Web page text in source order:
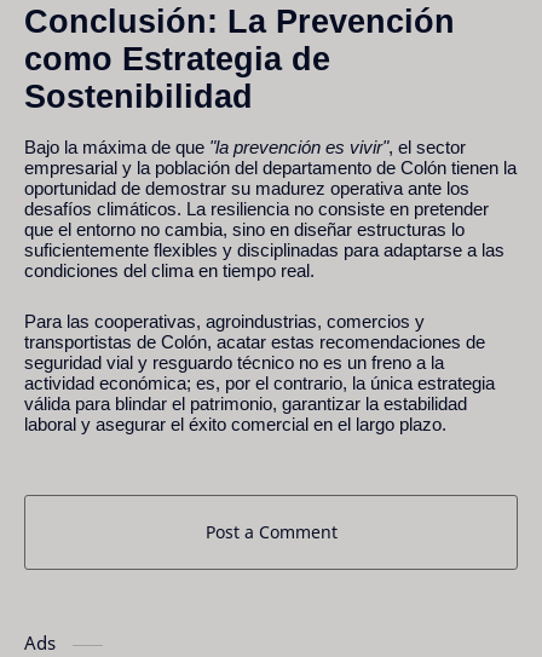
Conclusión: La Prevención
como Estrategia de
Sostenibilidad
Bajo la máxima de que "la prevención es vivir", el sector
empresarial y la población del departamento de Colón tienen la
oportunidad de demostrar su madurez operativa ante los
desafíos climáticos. La resiliencia no consiste en pretender
que el entorno no cambia, sino en diseñar estructuras lo
suficientemente flexibles y disciplinadas para adaptarse a las
condiciones del clima en tiempo real.
Para las cooperativas, agroindustrias, comercios y
transportistas de Colón, acatar estas recomendaciones de
seguridad vial y resguardo técnico no es un freno a la
actividad económica; es, por el contrario, la única estrategia
válida para blindar el patrimonio, garantizar la estabilidad
laboral y asegurar el éxito comercial en el largo plazo.
Post a Comment
Ads